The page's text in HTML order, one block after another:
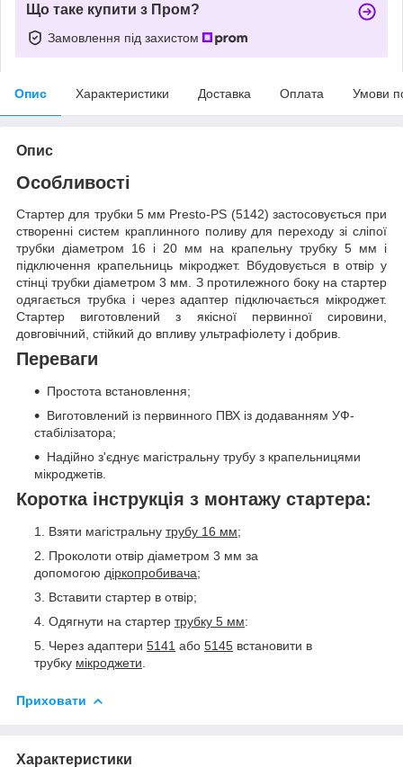
Що таке купити з Пром?
Замовлення під захистом
Опис Характеристики Доставка Оплата Умови
Опис
Особливості
Стартер для трубки 5 мм Presto-PS (5142) застосовується при
створенні систем краплинного поливу для переходу зі сліпої
трубки діаметром 16 і 20 мм на крапельну трубку 5 мм і
підключення крапельниць мікроджет. Вбудовується в отвір у
стінці трубки діаметром 3 мм. З протилежного боку на стартер
одягається трубка і через адаптер підключається мікроджет.
Стартер виготовлений з якісної первинної сировини,
довговічний, стійкий до впливу ультрафіолету і добрив.
Переваги
Простота встановлення;
Виготовлений із первинного ПВХ із додаванням УФ-
стабілізатора;
Надійно з'єднує магістральну трубу з крапельницями
мікроджетів.
Коротка інструкція з монтажу стартера:
Взяти магістральну трубу 16 мм;
Проколоти отвір діаметром 3 мм за
допомогою діркопробивача;
Вставити стартер в отвір;
Одягнути на стартер трубку 5 мм:
Через адаптери 5141 або 5145 встановити в
трубку мікроджети
Приховати
Характеристики